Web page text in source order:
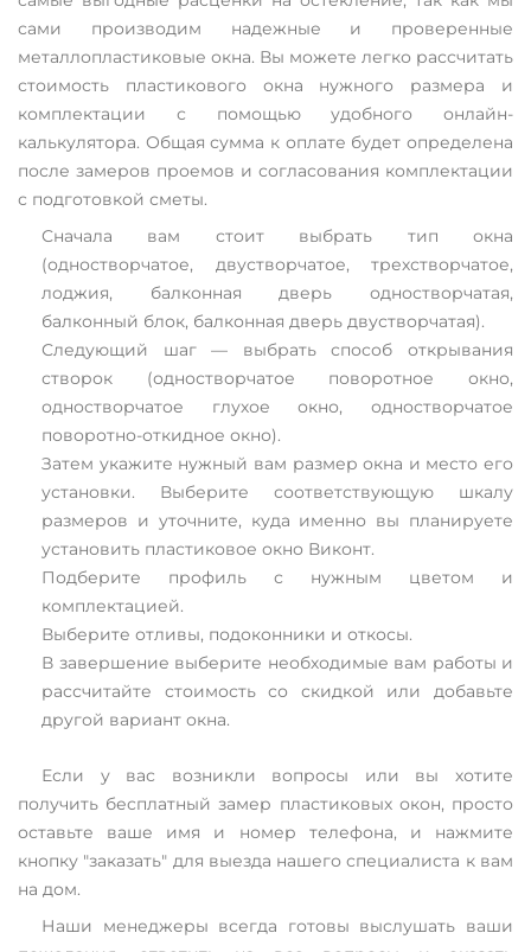
сами производим надежные и проверенные
металлопластиковые окна. Вы можете легко рассчитать
стоимость пластикового окна нужного размера и
комплектации с помощью удобного онлайн-
калькулятора. Общая сумма к оплате будет определена
после замеров проемов и согласования комплектации
с подготовкой сметы.
Сначала вам стоит выбрать тип окна
(одностворчатое, двустворчатое, трехстворчатое,
лоджия, балконная дверь одностворчатая,
балконный блок, балконная дверь двустворчатая).
Следующий шаг — выбрать способ открывания
створок (одностворчатое поворотное окно,
одностворчатое глухое окно, одностворчатое
поворотно-откидное окно).
Затем укажите нужный вам размер окна и место его
установки. Выберите соответствующую шкалу
размеров и уточните, куда именно вы планируете
установить пластиковое окно Виконт.
Подберите профиль с нужным цветом и
комплектацией.
Выберите отливы, подоконники и откосы.
В завершение выберите необходимые вам работы и
рассчитайте стоимость со скидкой или добавьте
другой вариант окна.
Если у вас возникли вопросы или вы хотите
получить бесплатный замер пластиковых окон, просто
оставьте ваше имя и номер телефона, и нажмите
кнопку "заказать" для выезда нашего специалиста к вам
на дом.
Наши менеджеры всегда готовы выслушать ваши